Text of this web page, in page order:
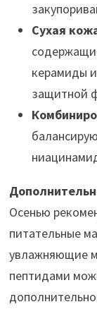
Сухая
керамиды
защитной
Осенью
питательные
увлажняющие
пептидами